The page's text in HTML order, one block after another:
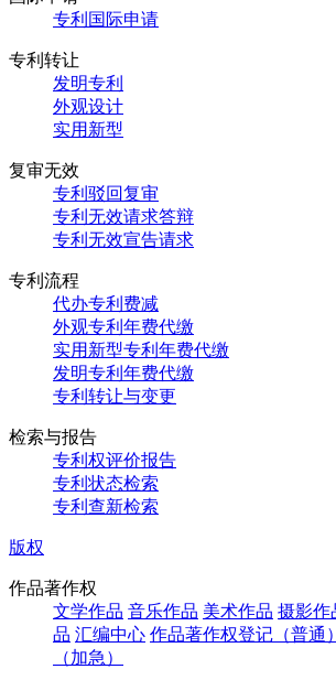
专利国际申请
专利转让
发明专利
外观设计
实用新型
复审无效
专利驳回复审
专利无效请求答辩
专利无效宣告请求
专利流程
代办专利费减
外观专利年费代缴
实用新型专利年费代缴
发明专利年费代缴
专利转让与变更
检索与报告
专利权评价报告
专利状态检索
专利查新检索
版权
作品著作权
文学作品 音乐作品 美术作品 摄影作
品 汇编中心 作品著作权登记（普通）
（加急）